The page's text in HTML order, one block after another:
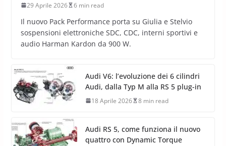
29 Aprile 2026 6 min read
Il nuovo Pack Performance porta su Giulia e Stelvio
sospensioni elettroniche SDC, CDC, interni sportivi e
audio Harman Kardon da 900 W.
Audi V6: l’evoluzione dei 6 cilindri
Audi, dalla Typ M alla RS 5 plug-in
18 Aprile 2026 8 min read
Audi RS 5, come funziona il nuovo
quattro con Dynamic Torque